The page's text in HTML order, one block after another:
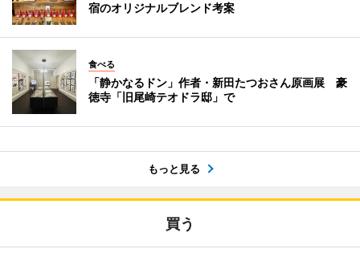
宿のオリジナルブレンド考案
食べる
「静かなるドン」作者・新田たつおさん原画展 豪
徳寺「旧尾崎テオドラ邸」で
もっと見る
買う